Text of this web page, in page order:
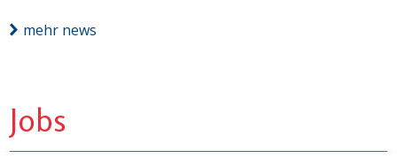
mehr news
Jobs